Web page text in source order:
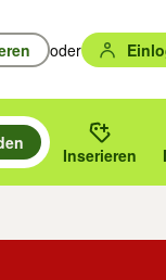
oder
und mit
oder
Orts oder PLZ.
Inserieren